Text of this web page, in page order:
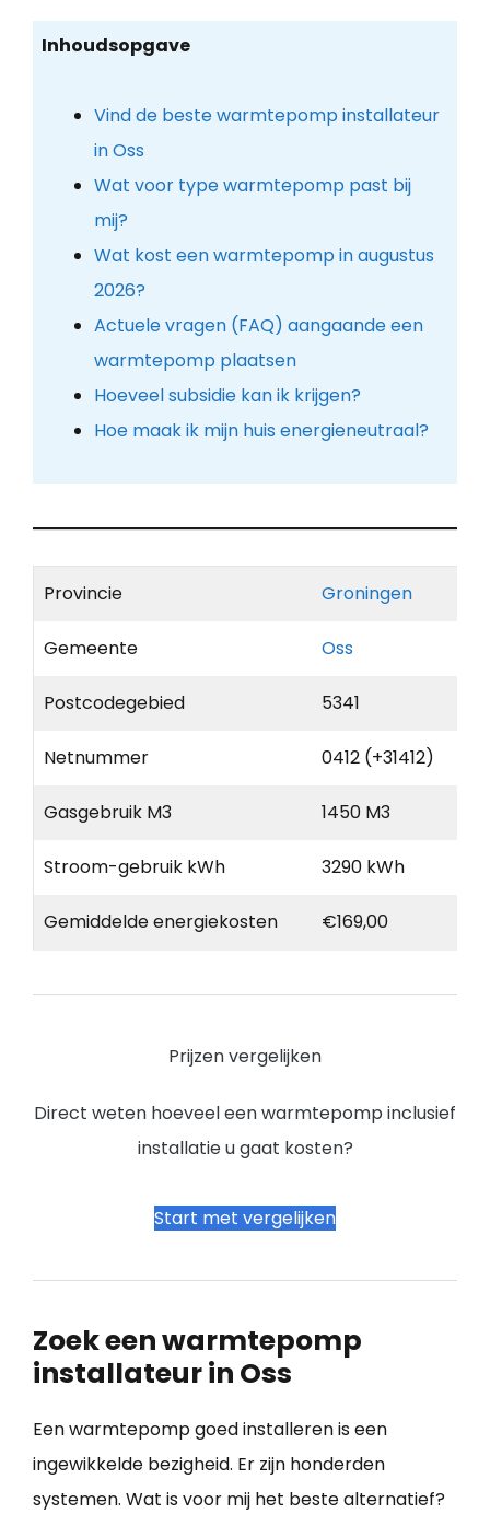
Inhoudsopgave
Vind de beste warmtepomp installateur
in Oss
Wat voor type warmtepomp past bij
mij?
Wat kost een warmtepomp in augustus
2026?
Actuele vragen (FAQ) aangaande een
warmtepomp plaatsen
Hoeveel subsidie kan ik krijgen?
Hoe maak ik mijn huis energieneutraal?
Provincie Groningen
Gemeente Oss
Postcodegebied 5341
Netnummer 0412 (+31412)
Gasgebruik M3 1450 M3
Stroom-gebruik kWh 3290 kWh
Gemiddelde energiekosten €169,00
Prijzen vergelijken
Direct weten hoeveel een warmtepomp inclusief
installatie u gaat kosten?
Start met vergelijken
Zoek een warmtepomp
installateur in Oss
Een warmtepomp goed installeren is een
ingewikkelde bezigheid. Er zijn honderden
systemen. Wat is voor mij het beste alternatief?